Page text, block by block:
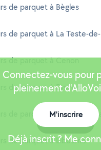
de parquet à Bègles
de parquet à La Teste-
de parquet à Cenon
de parquet à Eysines
de parquet à Gujan-Mestras
de parquet à Libourne
Connectez-vous pour
pleinement
M'inscrire
Déjà inscrit ? Me